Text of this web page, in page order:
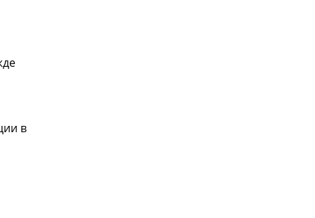
в